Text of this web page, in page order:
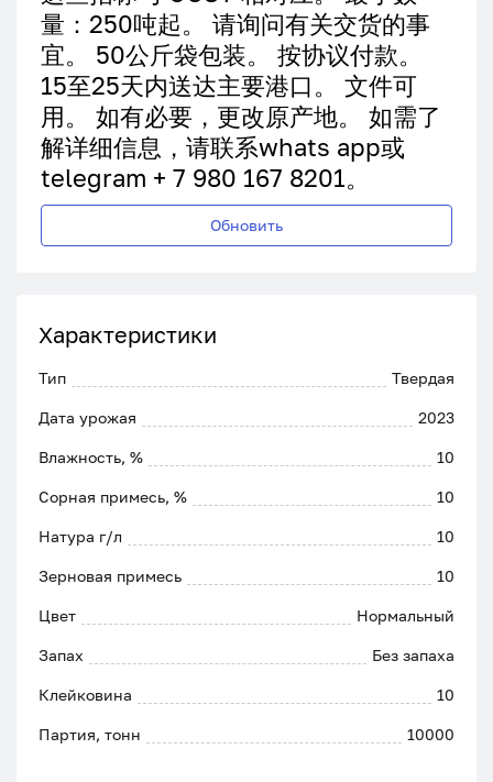
量：250吨起。 请询问有关交货的事
宜。 50公斤袋包装。 按协议付款。
15至25天内送达主要港口。 文件可
用。 如有必要，更改原产地。 如需了
解详细信息，请联系whats app或
telegram + 7 980 167 8201。
Обновить
Характеристики
Тип Твердая
Дата урожая 2023
Влажность, % 10
Сорная примесь, % 10
Натура г/л 10
Зерновая примесь 10
Цвет Нормальный
Запах Без запаха
Клейковина 10
Партия, тонн 10000